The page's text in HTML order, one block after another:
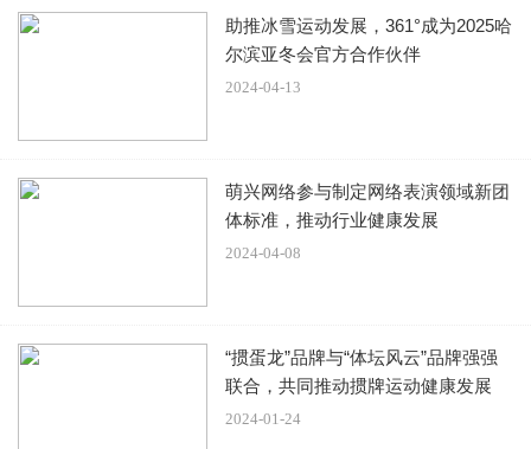
助推冰雪运动发展，361°成为2025哈
尔滨亚冬会官方合作伙伴
2024-04-13
萌兴网络参与制定网络表演领域新团
体标准，推动行业健康发展
2024-04-08
“掼蛋龙”品牌与“体坛风云”品牌强强
联合，共同推动掼牌运动健康发展
2024-01-24